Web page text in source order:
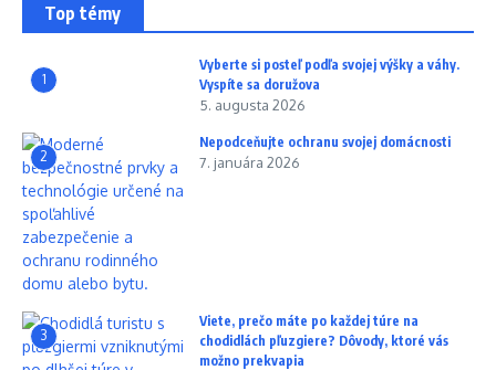
Top témy
1
Vyberte si posteľ podľa svojej výšky a váhy.
Vyspíte sa doružova
5. augusta 2026
2
Nepodceňujte ochranu svojej domácnosti
7. januára 2026
3
Viete, prečo máte po každej túre na
chodidlách pľuzgiere? Dôvody, ktoré vás
možno prekvapia